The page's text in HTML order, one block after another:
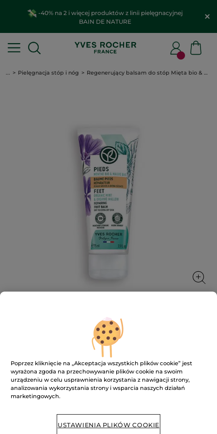
-40% na 2 i więcej produktów z linii pielęgnacyjnej
BAIN DE NATURE
... Pielęgnacja stóp i nóg Regenerujący balsam do stóp Mięta bio & Malwa bio
Regenerujący balsam do stóp Mięta
bio & Malwa bio
★★★★★
★★★★★
Brak
ocen
DODAJ RECENZJĘ
Poprzez kliknięcie na „Akceptacja wszystkich plików cookie” jest
wyrażona zgoda na przechowywanie plików cookie na swoim
urządzeniu w celu usprawnienia korzystania z nawigacji strony,
analizowania wykorzystania strony i wsparcia naszych działań
marketingowych.
USTAWIENIA PLIKÓW COOKIE